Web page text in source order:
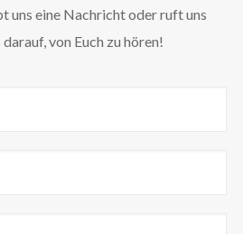
uns eine Nachricht oder ruft uns
von Euch zu hören!